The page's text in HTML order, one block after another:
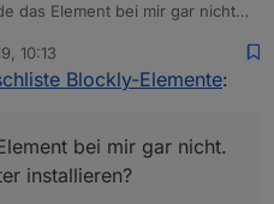
das Element bei mir gar nicht.
Wusste ich auch noch nicht,
10:13
Blockly-Elemente:
bei mir gar nicht.
installieren?